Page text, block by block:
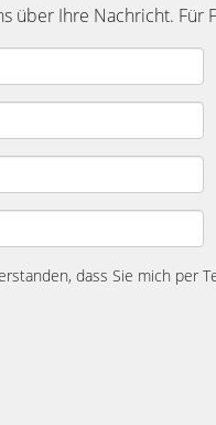
über Ihre Nachricht. Für
dass Sie mich per